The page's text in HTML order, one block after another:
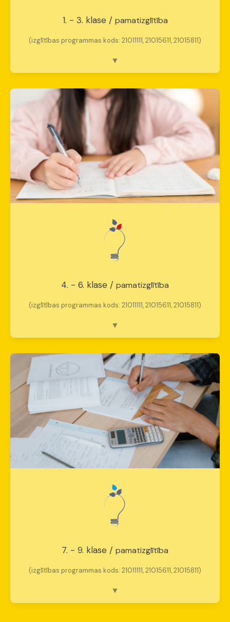
1. - 3. klase / pamatizglītība
(izglītības programmas kods: 21011111, 21015611, 21015811)
Iemācīties mācīties un piederēt.
Fokuss:
Pamatprasmju apguve caur spēli un
pieredzi.
Emocionālais mērķis:
Pozitīva attieksme
pret skolu.
Skolotāja loma:
Drošais piesaistes punkts.
4. - 6. klase / pamatizglītība
(izglītības programmas kods: 21011111, 21015611, 21015811)
Fokuss: Patstāvīgs darbs un tehnoloģiju
lietošana.
Emocionālais mērķis:Empātijas attīstīšana.
Skolotāja loma:Mentors un moderators.
7. - 9. klase / pamatizglītība
(izglītības programmas kods: 21011111, 21015611, 21015811)